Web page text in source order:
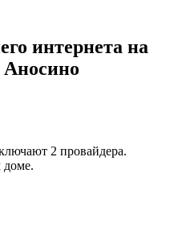
интернета на
Аносино
2 провайдера.
доме.